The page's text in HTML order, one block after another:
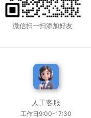
微信扫一扫添加好友
人工客服
工作日9:00-17:30